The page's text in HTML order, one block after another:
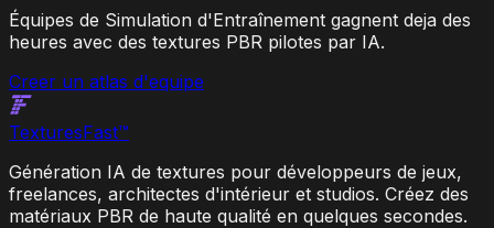
Équipes de Simulation d'Entraînement gagnent deja des
heures avec des textures PBR pilotes par IA.
Creer un atlas d'equipe
TexturesFast™
Génération IA de textures pour développeurs de jeux,
freelances, architectes d'intérieur et studios. Créez des
matériaux PBR de haute qualité en quelques secondes.